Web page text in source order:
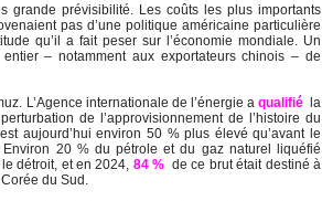
grande prévisibilité. Les coûts les plus importants
pas d’une politique américaine particulière
qu’il a fait peser sur l’économie mondiale. Un
– notamment aux exportateurs chinois – de
L’Agence internationale de l’énergie a qualifiéla
de l’approvisionnement de l’histoire du
aujourd’hui environ 50 % plus élevé qu’avant le
20 % du pétrole et du gaz naturel liquéfié
détroit, et en 2024, 84 % de ce brut était destiné à
du Sud.